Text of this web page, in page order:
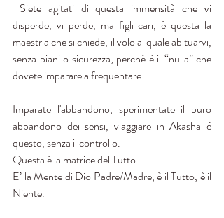
disperde, vi perde, ma figli cari, è questa la
maestria che si chiede, il volo al quale abituarvi,
senza piani o sicurezza, perché è il “nulla” che
dovete imparare a frequentare.
Imparate l'abbandono, sperimentate il puro
abbandono dei sensi, viaggiare in Akasha é
questo, senza il controllo.
Questa é la matrice del Tutto.
E’ la Mente di Dio Padre/Madre, è il Tutto, è il
Niente.